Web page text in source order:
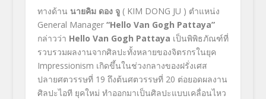
ทางด้าน นายคิม ดอง จู( KIM DONG JU ) ตำแหน่ง
General Manager “Hello Van Gogh Pattaya”
กล่าวว่า Hello Van Gogh Pattaya เป็นพิพิธภัณฑ์ที่
รวบรวมผลงานจากศิลปะทั้งหลายของจิตรกรในยุค
Impressionism เกิดขึ้นในช่วงกลางของฝรั่งเศส
ปลายศตวรรษที่ 19 ถึงต้นศตวรรษที่ 20 ต่อยอดผลงาน
ศิลปะไอที ยุคใหม่ ทำออกมาเป็นศิลปะแบบเคลื่อนไหว